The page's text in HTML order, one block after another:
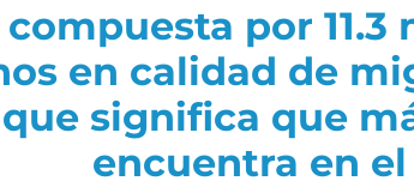
por
en calidad de
significa que
encuentra en